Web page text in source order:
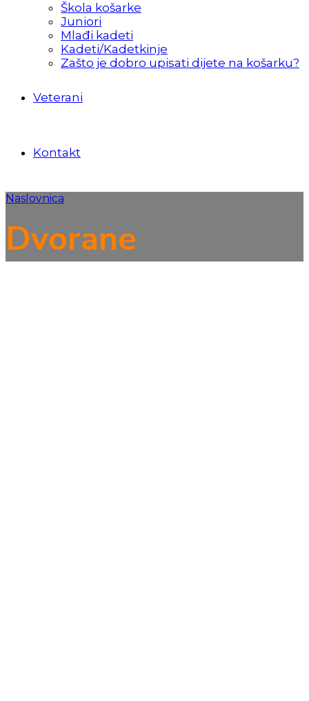
Škola košarke
Juniori
Mlađi kadeti
Kadeti/Kadetkinje
Zašto je dobro upisati dijete na košarku?
Veterani
Kontakt
Naslovnica
Dvorane